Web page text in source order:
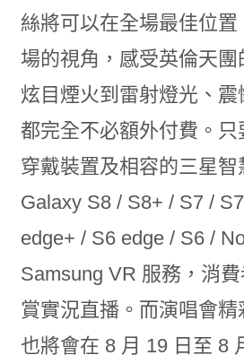
絲將可以在全場最佳位
場的視角，感受英倫天
炫目煙火到雷射燈光、震
都完全不必額外付費。只
穿戴裝置及相容的三星
Galaxy S8 / S8+ / S7 /
edge+ / S6 edge / S6 /
Samsung VR 服務，消
賞實況直播。而演唱會精
也將會在 8 月 19 日至 8